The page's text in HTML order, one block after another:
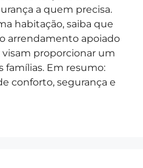
a quem precisa.
habitação, saiba que
arrendamento apoiado
visam proporcionar um
famílias. Em resumo:
conforto, segurança e